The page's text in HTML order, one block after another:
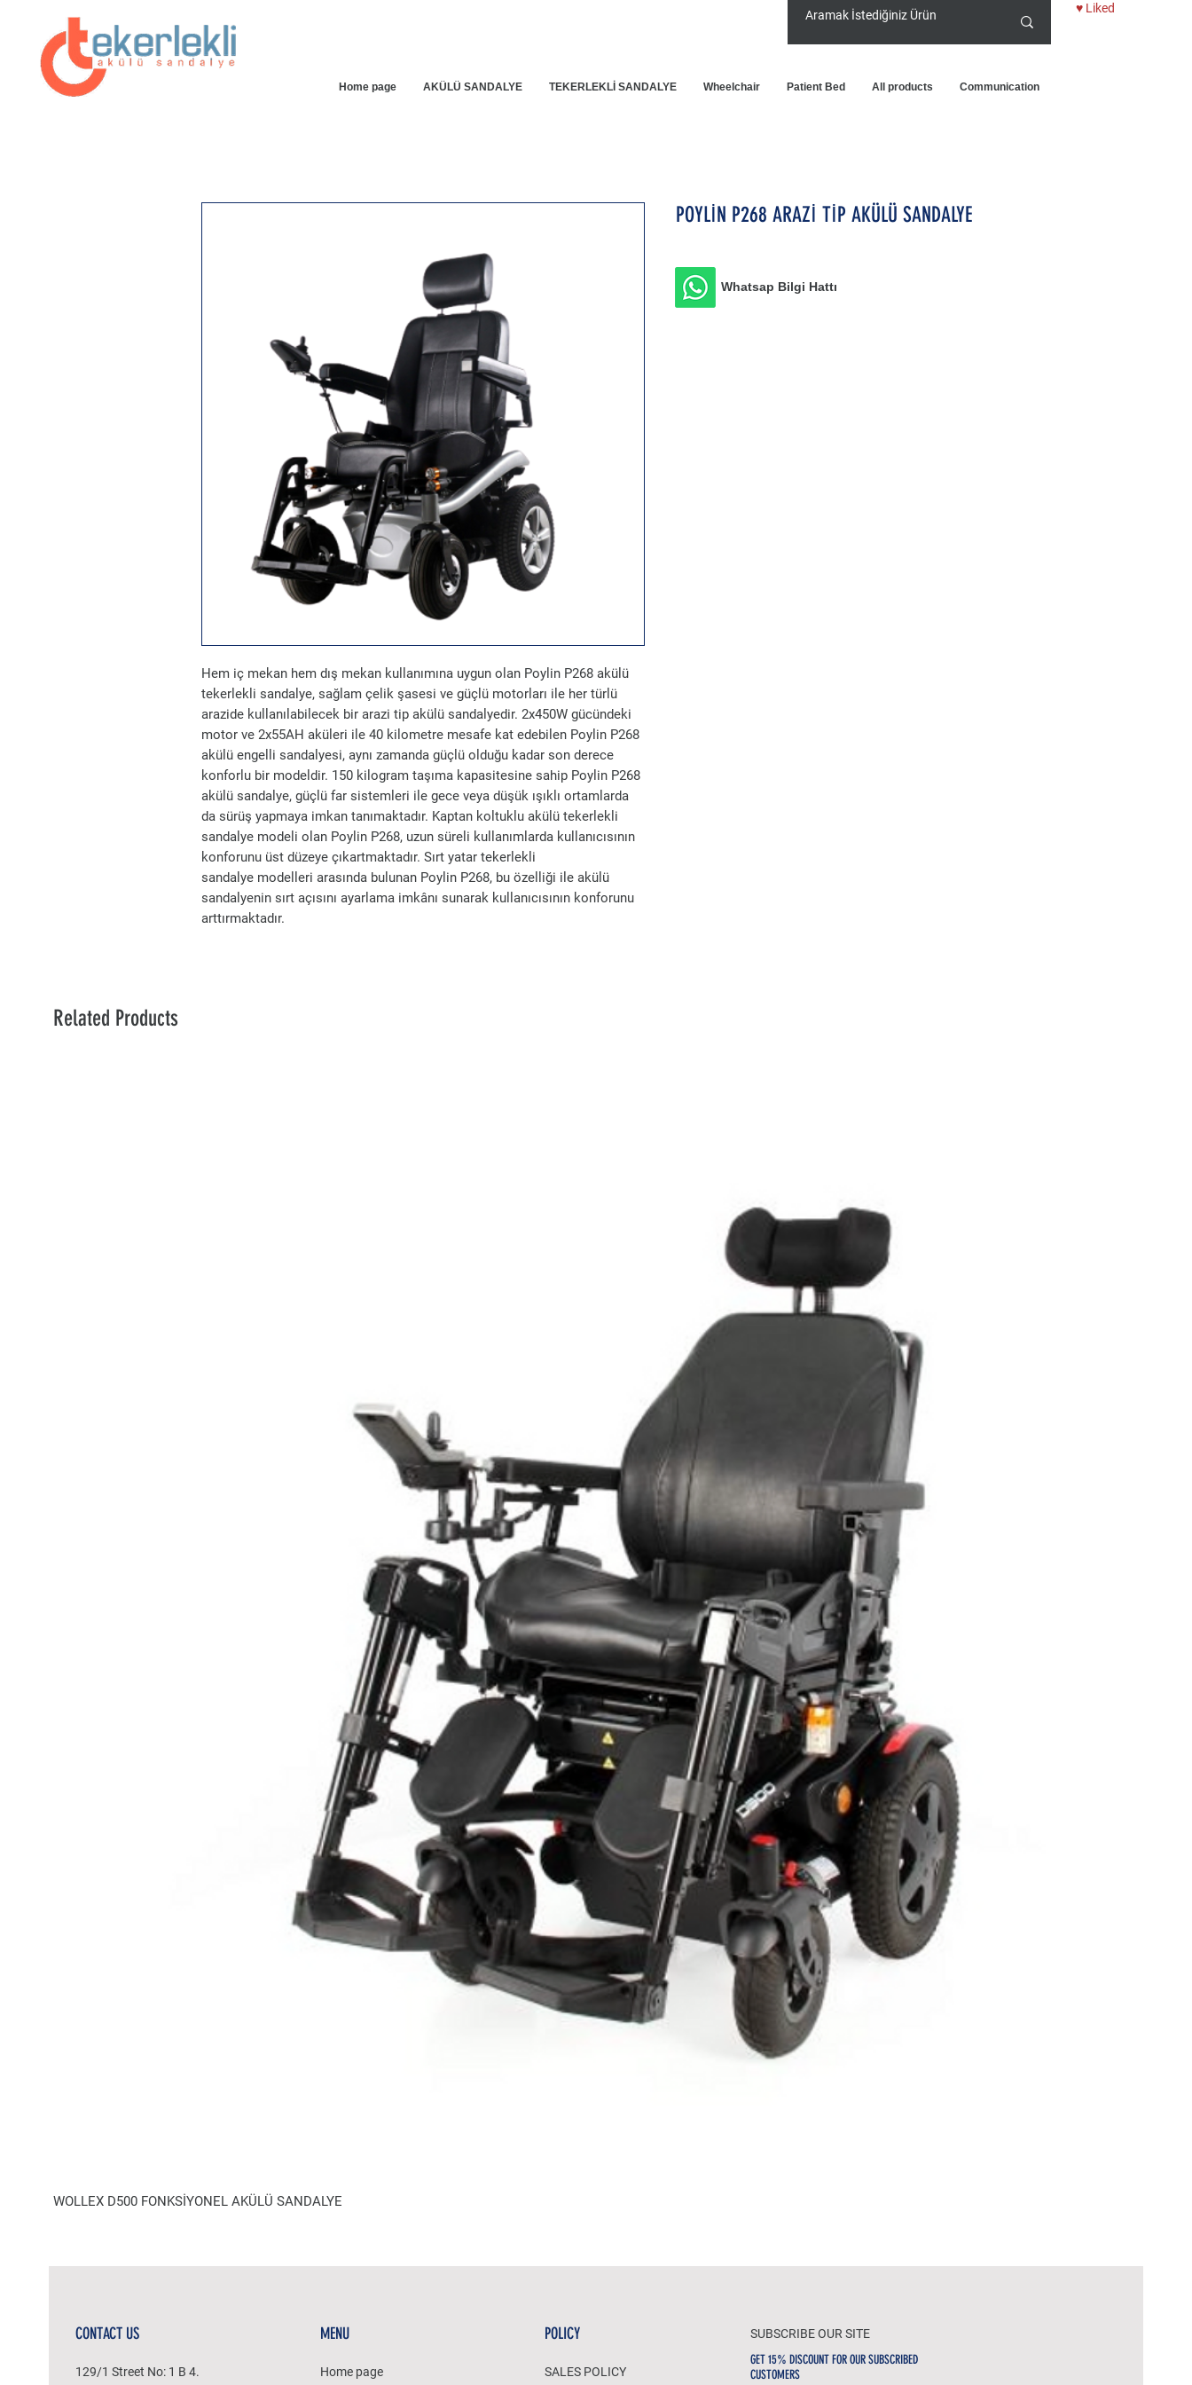
♥ Liked
Home page AKÜLÜ SANDALYE TEKERLEKLİ SANDALYE Wheelchair Patient Bed All products Communication
Hem iç mekan hem dış mekan kullanımına uygun olan Poylin P268 akülü
tekerlekli sandalye, sağlam çelik şasesi ve güçlü motorları ile her türlü
arazide kullanılabilecek bir arazi tip akülü sandalyedir. 2x450W gücündeki
motor ve 2x55AH aküleri ile 40 kilometre mesafe kat edebilen Poylin P268
akülü engelli sandalyesi, aynı zamanda güçlü olduğu kadar son derece
konforlu bir modeldir. 150 kilogram taşıma kapasitesine sahip Poylin P268
akülü sandalye, güçlü far sistemleri ile gece veya düşük ışıklı ortamlarda
da sürüş yapmaya imkan tanımaktadır. Kaptan koltuklu akülü tekerlekli
sandalye modeli olan Poylin P268, uzun süreli kullanımlarda kullanıcısının
konforunu üst düzeye çıkartmaktadır. Sırt yatar tekerlekli
sandalye modelleri arasında bulunan Poylin P268, bu özelliği ile akülü
sandalyenin sırt açısını ayarlama imkânı sunarak kullanıcısının konforunu
arttırmaktadır.
POYLİN P268 ARAZİ TİP AKÜLÜ SANDALYE
Whatsap Bilgi Hattı
Related Products
WOLLEX D500 FONKSİYONEL AKÜLÜ SANDALYE
CONTACT US
129/1 Street No: 1 B 4.
MENU
Home page
POLICY
SALES POLICY
SUBSCRIBE OUR SITE
GET 15% DISCOUNT FOR OUR SUBSCRIBED
CUSTOMERS